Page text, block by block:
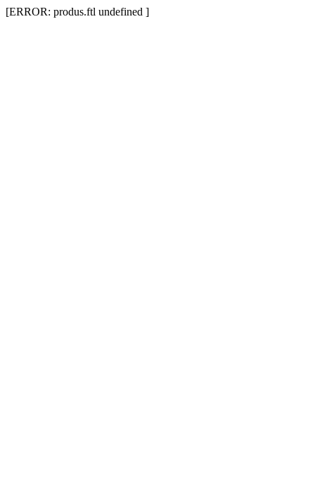
[ERROR: produs.ftl undefined ]